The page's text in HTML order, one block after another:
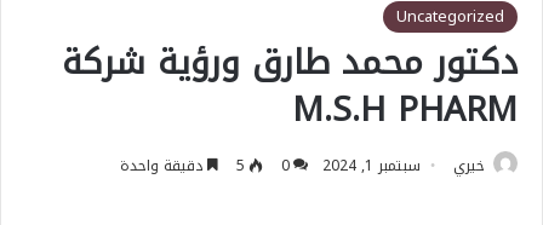
Uncategorized
دكتور محمد طارق ورؤية شركة
M.S.H PHARM
خيري سبتمبر 1, 2024 0
5 دقيقة واحدة